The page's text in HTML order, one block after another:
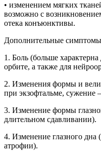
• изменением мягких
возможно с
отека конъюнктивы.
Дополнительные
1. Боль (больше
орбите, а также для
2. Изменения формы и
при экзофтальме, сужение
3. Изменение формы
длительном сдавливании).
4. Изменение глазного дна
атрофии).